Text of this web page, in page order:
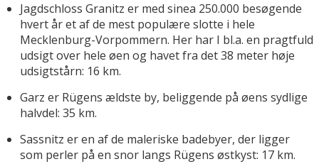
Jagdschloss Granitz er med sinea 250.000 besøgende
hvert år et af de mest populære slotte i hele
Mecklenburg-Vorpommern. Her har I bl.a. en pragtfuld
udsigt over hele øen og havet fra det 38 meter høje
udsigtstårn: 16 km.
Garz er Rügens ældste by, beliggende på øens sydlige
halvdel: 35 km.
Sassnitz er en af de maleriske badebyer, der ligger
som perler på en snor langs Rügens østkyst: 17 km.